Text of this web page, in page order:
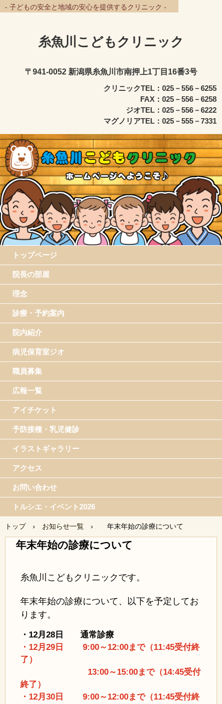
- 子どもの安全と地域の安心を提供するクリニック -
糸魚川こどもクリニック
〒941-0052 新潟県糸魚川市南押上1丁目16番3号
クリニックTEL：025－556－6255
FAX：025－556－6258
ジオTEL：025－556－6222
マグノリアTEL：025－555－7331
トップページ
院長の部屋
理念
診療・予約案内
院内紹介
病児保育室ジオ
職員募集
広報一覧
アイチケット
予防接種・乳児健診
イラストギャラリー
アクセス
お問い合わせ
トルシエ・イベント2026
トップ › お知らせ一覧 › 年末年始の診療について
年末年始の診療について
糸魚川こどもクリニックです。
年末年始の診療について、以下を予定してお
ります。
・12月28 日 通常診療
・12月29日 9:00～12:00まで（11:45受付終
了）
13:00～15:00まで（14:45受付
終了）
・12月30日 9:00～12:00まで（11:45受付終